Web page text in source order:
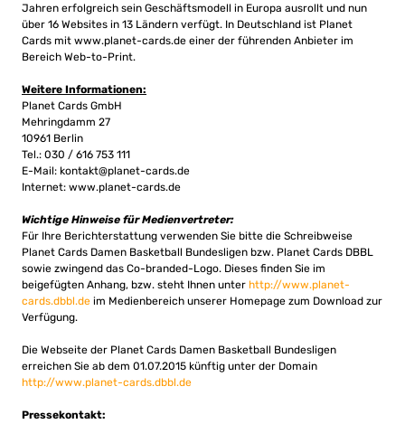
Jahren erfolgreich sein Geschäftsmodell in Europa ausrollt und nun
über 16 Websites in 13 Ländern verfügt. In Deutschland ist Planet
Cards mit www.planet-cards.de einer der führenden Anbieter im
Bereich Web-to-Print.
Weitere Informationen:
Planet Cards GmbH
Mehringdamm 27
10961 Berlin
Tel.: 030 / 616 753 111
E-Mail: kontakt@planet-cards.de
Internet: www.planet-cards.de
Wichtige Hinweise für Medienvertreter:
Für Ihre Berichterstattung verwenden Sie bitte die Schreibweise
Planet Cards Damen Basketball Bundesligen bzw. Planet Cards DBBL
sowie zwingend das Co-branded-Logo. Dieses finden Sie im
beigefügten Anhang, bzw. steht Ihnen unter http://www.planet-
cards.dbbl.de im Medienbereich unserer Homepage zum Download zur
Verfügung.
Die Webseite der Planet Cards Damen Basketball Bundesligen
erreichen Sie ab dem 01.07.2015 künftig unter der Domain
http://www.planet-cards.dbbl.de
Pressekontakt: